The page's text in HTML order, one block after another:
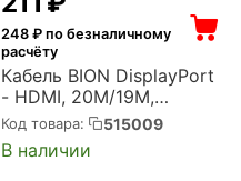
248₽ по безналичному
расчёту
Кабель BION DisplayPort
- HDMI, 20M/19M,
однонаправленный
конвертор сигнала с
DisplayPort в HDMI,
Код товара: 515009
В наличии